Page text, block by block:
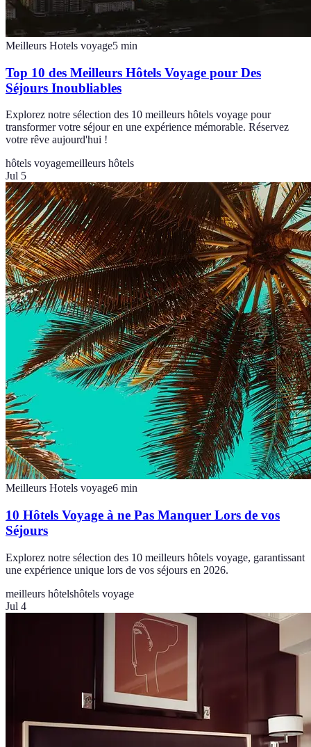
Meilleurs Hotels voyage5 min
Top 10 des Meilleurs Hôtels Voyage pour Des
Séjours Inoubliables
Explorez notre sélection des 10 meilleurs hôtels voyage pour
transformer votre séjour en une expérience mémorable. Réservez
votre rêve aujourd'hui !
hôtels voyagemeilleurs hôtels
Jul 5
Meilleurs Hotels voyage6 min
10 Hôtels Voyage à ne Pas Manquer Lors de vos
Séjours
Explorez notre sélection des 10 meilleurs hôtels voyage, garantissant
une expérience unique lors de vos séjours en 2026.
meilleurs hôtelshôtels voyage
Jul 4